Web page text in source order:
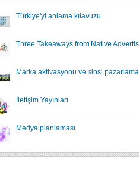
Türkiye'yi anlama kılavuzu
Three Takeaways from Native
Marka aktivasyonu ve sinsi pazarlama
İletişim Yayınları
Medya planlaması